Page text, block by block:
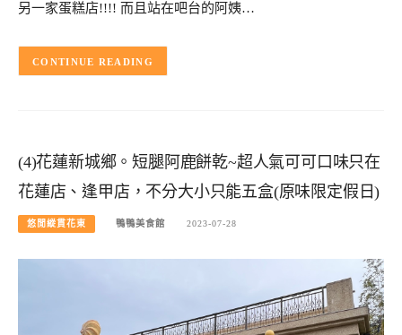
另一家蛋糕店!!!! 而且站在吧台的阿姨…
CONTINUE READING
(4)花蓮新城鄉。短腿阿鹿餅乾~超人氣可可口味只在
花蓮店、逢甲店，不分大小只能五盒(原味限定假日)
悠閒縱貫花東 鴨鴨美食館 2023-07-28